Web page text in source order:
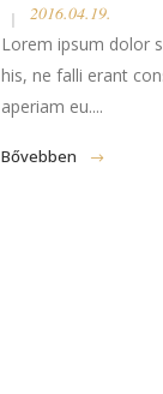
2016.04.19.
Lorem ipsum dolor
his, ne falli erant
aperiam eu....
Bővebben